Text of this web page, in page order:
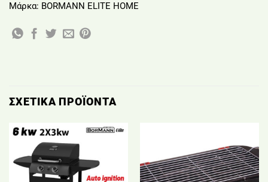
Μάρκα: BORMANN ELITE HOME
ΣΧΕΤΙΚΆ ΠΡΟΪΌΝΤΑ